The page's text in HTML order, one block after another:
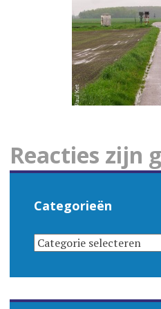
Reacties zijn
Categorieën
CATEGORIEËN